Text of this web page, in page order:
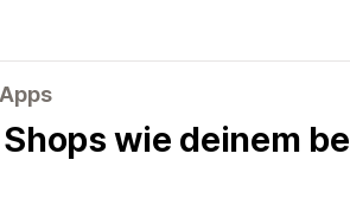
wie deinem